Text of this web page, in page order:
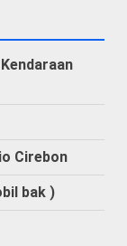
Cirebon
bak )